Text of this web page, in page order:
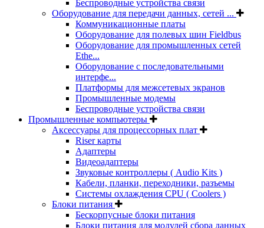
Беспроводные устройства связи
Оборудование для передачи данных, сетей ...
Коммуникационные платы
Оборудование для полевых шин Fieldbus
Оборудование для промышленных сетей
Ethe...
Оборудование с последовательными
интерфе...
Платформы для межсетевых экранов
Промышленные модемы
Беспроводные устройства связи
Промышленные компьютеры
Аксессуары для процессорных плат
Riser карты
Адаптеры
Видеоадаптеры
Звуковые контроллеры ( Audio Kits )
Кабели, планки, переходники, разъемы
Системы охлаждения CPU ( Coolers )
Блоки питания
Бескорпусные блоки питания
Блоки питания для модулей сбора данных